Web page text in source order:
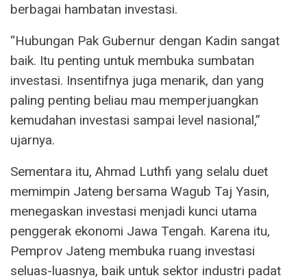
berbagai hambatan investasi.
“Hubungan Pak Gubernur dengan Kadin sangat
baik. Itu penting untuk membuka sumbatan
investasi. Insentifnya juga menarik, dan yang
paling penting beliau mau memperjuangkan
kemudahan investasi sampai level nasional,”
ujarnya.
Sementara itu, Ahmad Luthfi yang selalu duet
memimpin Jateng bersama Wagub Taj Yasin,
menegaskan investasi menjadi kunci utama
penggerak ekonomi Jawa Tengah. Karena itu,
Pemprov Jateng membuka ruang investasi
seluas-luasnya, baik untuk sektor industri padat